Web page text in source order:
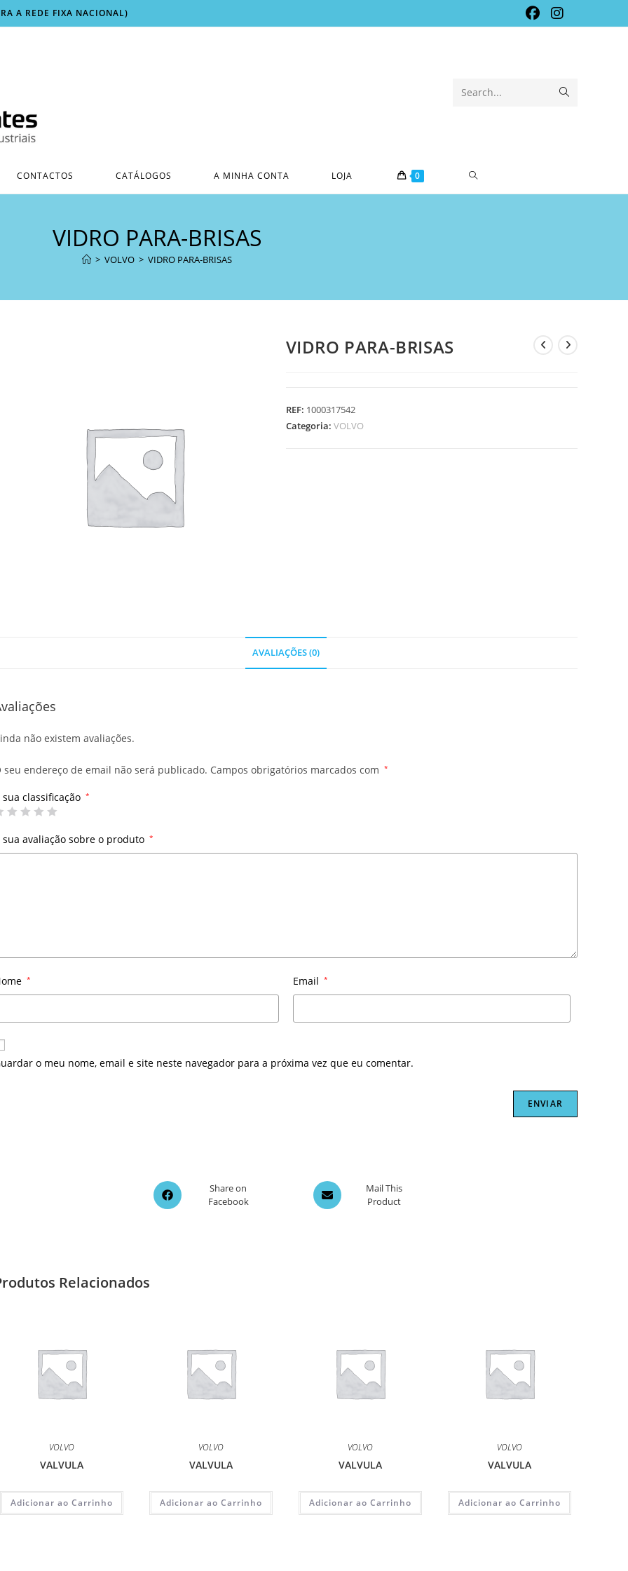
A REDE FIXA NACIONAL)
Search...
CONTACTOS CATÁLOGOS A MINHA CONTA LOJA 0 TOGGLE
VIDRO PARA-BRISAS
> VOLVO > VIDRO PARA-BRISAS
VIDRO PARA-BRISAS
REF: 1000317542
Categoria: VOLVO
AVALIAÇÕES (0)
não existem avaliações.
seu endereço de email não será publicado. Campos obrigatórios marcados com *
sua classificação *
sua avaliação sobre o produto *
* Email *
o meu nome, email e site neste navegador para a próxima vez que eu comentar.
Opens
in
Share on
Facebook
Opens
in
Mail This
Product
Relacionados
VOLVO
VALVULA
Adicionar ao Carrinho
VOLVO
VALVULA
Adicionar ao Carrinho
VOLVO
VALVULA
Adicionar ao Carrinho
VOLVO
VALVULA
Adicionar ao Carrinho